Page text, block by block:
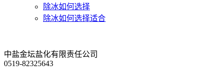
除冰如何选择
除冰如何选择适合
中盐金坛盐化有限责任公司
0519-82325643